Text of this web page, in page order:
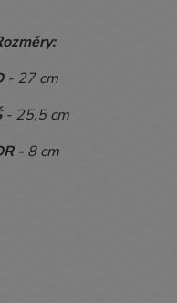
- 27 cm
- 25,5 cm
- 8 cm